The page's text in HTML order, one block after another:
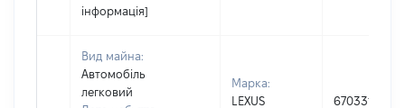
інформація]
Вид майна:
Автомобіль
легковий
Марка:
LEXUS
670331